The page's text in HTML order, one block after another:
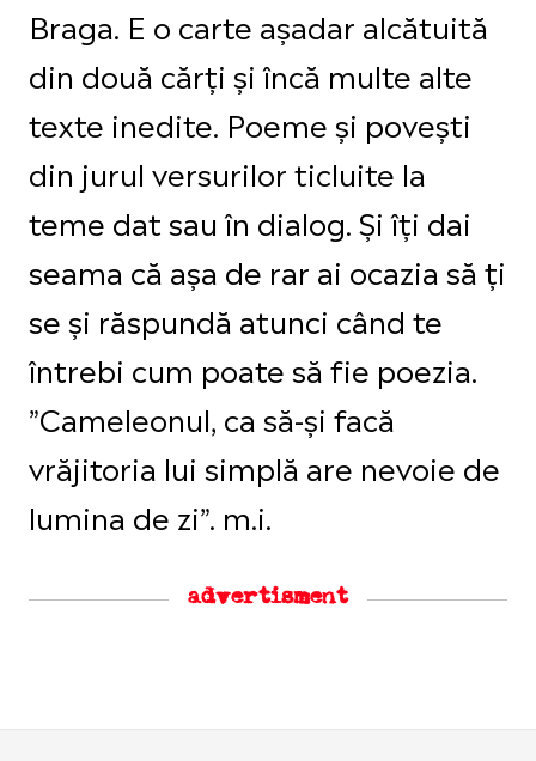
Braga. E o carte așadar alcătuită
din două cărți și încă multe alte
texte inedite. Poeme și povești
din jurul versurilor ticluite la
teme dat sau în dialog. Și îți dai
seama că așa de rar ai ocazia să ți
se și răspundă atunci când te
întrebi cum poate să fie poezia.
”Cameleonul, ca să-și facă
vrăjitoria lui simplă are nevoie de
lumina de zi”. m.i.
advertisment